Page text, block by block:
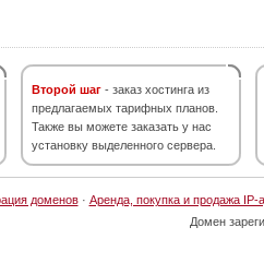
Второй шаг - заказ хостинга из
предлагаемых тарифных планов.
Также вы можете заказать у нас
установку выделенного сервера.
доменов· Аренда, покупка и продажа IP-
Домен